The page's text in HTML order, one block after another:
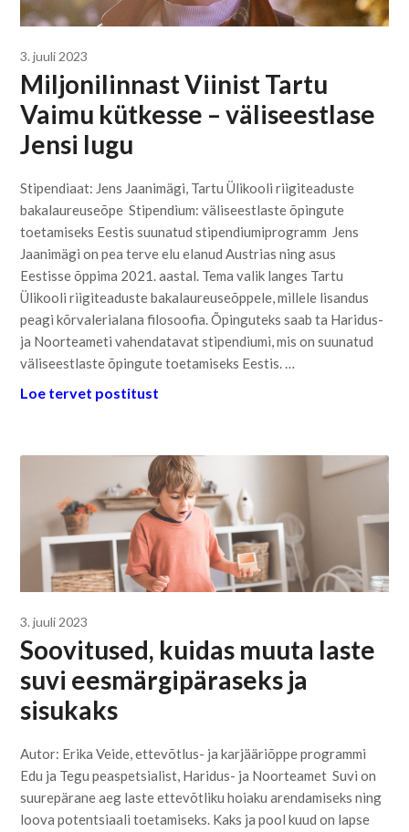
3. juuli 2023
Miljonilinnast Viinist Tartu
Vaimu kütkesse – väliseestlase
Jensi lugu
Stipendiaat: Jens Jaanimägi, Tartu Ülikooli riigiteaduste
bakalaureuseõpe Stipendium: väliseestlaste õpingute
toetamiseks Eestis suunatud stipendiumiprogramm Jens
Jaanimägi on pea terve elu elanud Austrias ning asus
Eestisse õppima 2021. aastal. Tema valik langes Tartu
Ülikooli riigiteaduste bakalaureuseõppele, millele lisandus
peagi kõrvalerialana filosoofia. Õpinguteks saab ta Haridus-
ja Noorteameti vahendatavat stipendiumi, mis on suunatud
väliseestlaste õpingute toetamiseks Eestis. …
Loe tervet postitust
3. juuli 2023
Soovitused, kuidas muuta laste
suvi eesmärgipäraseks ja
sisukaks
Autor: Erika Veide, ettevõtlus- ja karjääriõppe programmi
Edu ja Tegu peaspetsialist, Haridus- ja Noorteamet Suvi on
suurepärane aeg laste ettevõtliku hoiaku arendamiseks ning
loova potentsiaali toetamiseks. Kaks ja pool kuud on lapse